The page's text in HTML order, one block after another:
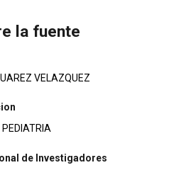
la fuente
VELAZQUEZ
PEDIATRIA
de Investigadores